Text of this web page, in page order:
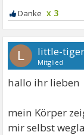
x 3
L little-tiger
Mitglied
hallo ihr lieben
mein Körper
mir selbst